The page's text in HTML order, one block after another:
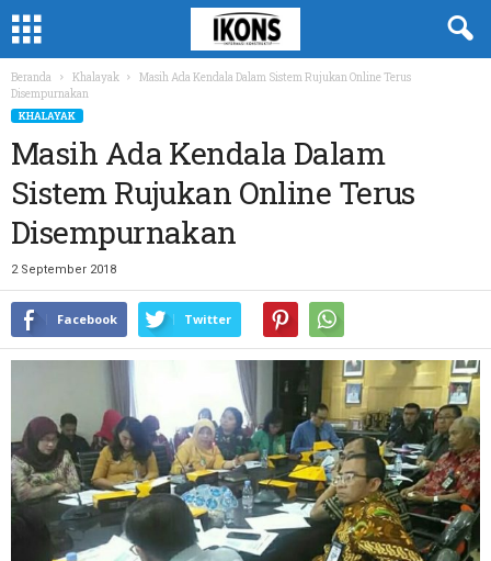
Beranda Khalayak
Masih Ada Kendala Dalam Sistem Rujukan Online Terus
Disempurnakan
KHALAYAK
Masih Ada Kendala Dalam
Sistem Rujukan Online Terus
Disempurnakan
2 September 2018
Facebook Twitter